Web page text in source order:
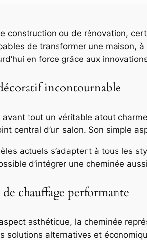
construction ou de rénovation,
de transformer une maison,
en force grâce aux
incontournable
avant tout un véritable atout
central d’un salon. Son simple
actuels s’adaptent à tous les
d’intégrer une cheminée
chauffage performante
esthétique, la cheminée
solutions alternatives et